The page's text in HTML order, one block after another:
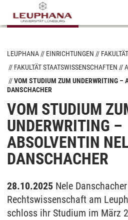
LEUPHANA EINRICHTUNGEN
FAKULTÄT STAATSWISSENSCHAFTEN
VOM STUDIUM ZUM UNDERWRITING –
DANSCHACHER
VOM STUDIUM
UNDERWRITING –
ABSOLVENTIN
DANSCHACHER
28.10.2025 Nele
Rechtswissenschaft am
schloss ihr Studium im März